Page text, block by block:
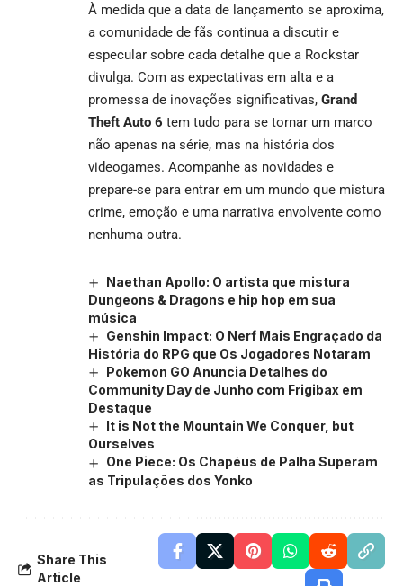
À medida que a data de lançamento se aproxima,
a comunidade de fãs continua a discutir e
especular sobre cada detalhe que a Rockstar
divulga. Com as expectativas em alta e a
promessa de inovações significativas, Grand
Theft Auto 6 tem tudo para se tornar um marco
não apenas na série, mas na história dos
videogames. Acompanhe as novidades e
prepare-se para entrar em um mundo que mistura
crime, emoção e uma narrativa envolvente como
nenhuma outra.
Naethan Apollo: O artista que mistura
Dungeons & Dragons e hip hop em sua
música
Genshin Impact: O Nerf Mais Engraçado da
História do RPG que Os Jogadores Notaram
Pokemon GO Anuncia Detalhes do
Community Day de Junho com Frigibax em
Destaque
It is Not the Mountain We Conquer, but
Ourselves
One Piece: Os Chapéus de Palha Superam
as Tripulações dos Yonko
Share This
Article